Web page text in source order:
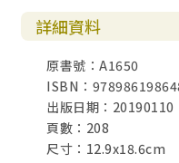
重要的選擇／關於假教
根基／順服之路／講這
討論指引 187
帶領者指南 191
詳細資料
原書號：A1650
ISBN：
出版日期：20190110
頁數：208
尺寸：12.9x18.6cm